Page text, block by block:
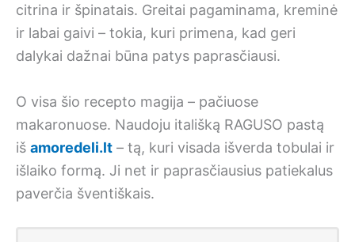
citrina ir špinatais. Greitai pagaminama, kreminė
ir labai gaivi – tokia, kuri primena, kad geri
dalykai dažnai būna patys paprasčiausi.
O visa šio recepto magija – pačiuose
makaronuose. Naudoju itališką RAGUSO pastą
iš amoredeli.lt – tą, kuri visada išverda tobulai ir
išlaiko formą. Ji net ir paprasčiausius patiekalus
paverčia šventiškais.